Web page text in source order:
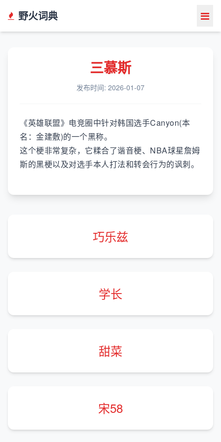
野火词典
三慕斯
发布时间: 2026-01-07
《英雄联盟》电竞圈中针对韩国选手Canyon(本
名：金建敷)的一个黑称。
这个梗非常复杂，它糅合了谐音梗、NBA球星詹姆
斯的黑梗以及对选手本人打法和转会行为的讽刺。
巧乐兹
学长
甜菜
宋58